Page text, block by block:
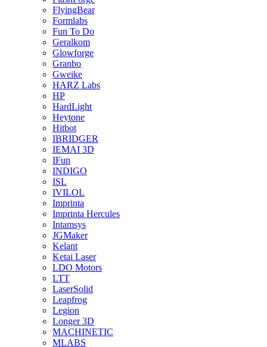
FlyingBear
Formlabs
Fun To Do
Geralkom
Glowforge
Granbo
Gweike
HARZ Labs
HP
HardLight
Heytone
Hitbot
IBRIDGER
IEMAI 3D
IFun
INDIGO
ISL
IVILOL
Imprinta
Imprinta Hercules
Intamsys
JGMaker
Kelant
Ketai Laser
LDO Motors
LTT
LaserSolid
Leapfrog
Legion
Longer 3D
MACHINETIC
MLABS